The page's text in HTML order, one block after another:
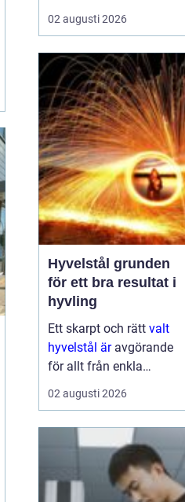
besöket en paus i
vardagen, ett sätt att
ibland ett viktigt
förberedande steg inför
ett stort ögonblick i livet.
I en mindre ort som
Hallstahammar blir valet
a...
02 augusti 2026
Hyvelstål grunden
för ett bra resultat i
hyvling
Ett skarpt och rätt valt
hyvelstål äravgörande
för allt från enkla
hobbyprojekt i
verkstaden till
sågverk och hyvlerier.
Ytan på virket,
maskinens effektivitet
02 augusti 2026